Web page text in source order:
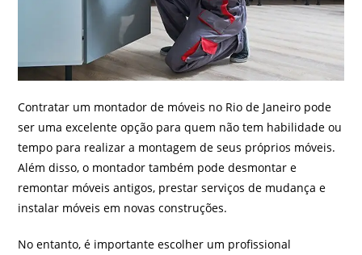
Contratar um montador de móveis no Rio de Janeiro pode
ser uma excelente opção para quem não tem habilidade ou
tempo para realizar a montagem de seus próprios móveis.
Além disso, o montador também pode desmontar e
remontar móveis antigos, prestar serviços de mudança e
instalar móveis em novas construções.
No entanto, é importante escolher um profissional